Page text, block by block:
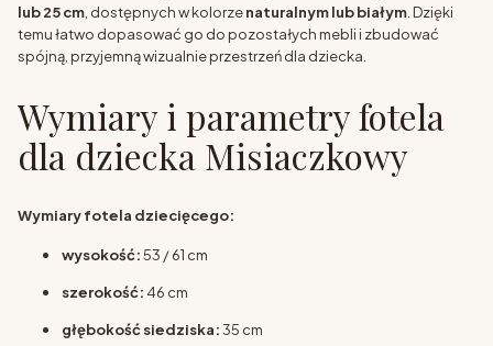
lub 25 cm , dostępnych w kolorzenaturalnym lub białym . Dzięki
temu łatwo dopasować go do pozostałych mebli i zbudować
spójną, przyjemną wizualnie przestrzeń dla dziecka.
Wymiary i parametry fotela
dla dziecka Misiaczkowy
Wymiary fotela dziecięcego:
wysokość:53 / 61 cm
szerokość: 46 cm
głębokość siedziska:35 cm